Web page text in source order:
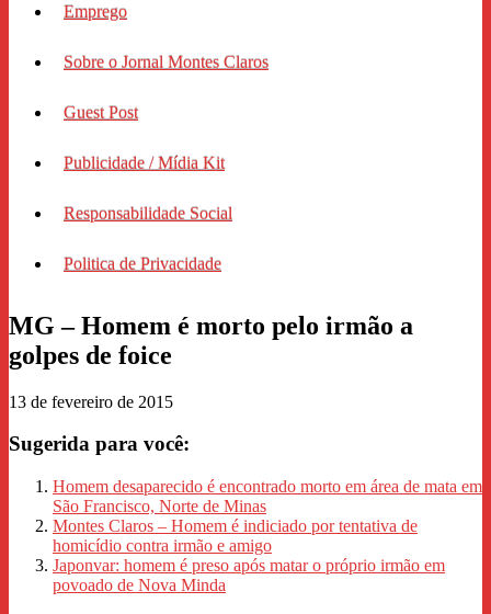
Emprego
Sobre o Jornal Montes Claros
Guest Post
Publicidade / Mídia Kit
Responsabilidade Social
Politica de Privacidade
MG – Homem é morto pelo irmão a
golpes de foice
13 de fevereiro de 2015
Sugerida para você:
Homem desaparecido é encontrado morto em área de mata em
São Francisco, Norte de Minas
Montes Claros – Homem é indiciado por tentativa de
homicídio contra irmão e amigo
Japonvar: homem é preso após matar o próprio irmão em
povoado de Nova Minda